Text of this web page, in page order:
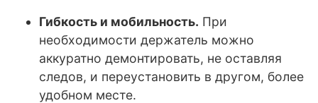
Гибкость и мобильность. При
необходимости держатель можно
аккуратно демонтировать, не оставляя
следов, и переустановить в другом, более
удобном месте.